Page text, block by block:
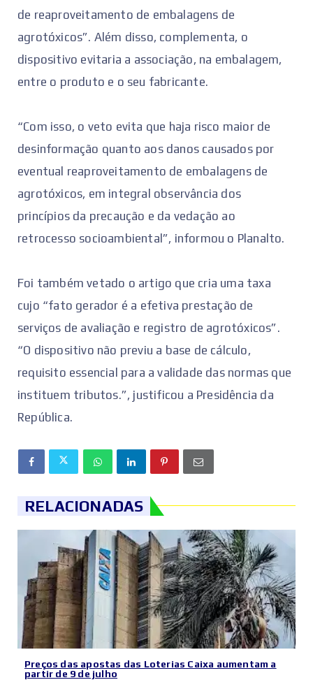
de reaproveitamento de embalagens de
agrotóxicos”. Além disso, complementa, o
dispositivo evitaria a associação, na embalagem,
entre o produto e o seu fabricante.
“Com isso, o veto evita que haja risco maior de
desinformação quanto aos danos causados por
eventual reaproveitamento de embalagens de
agrotóxicos, em integral observância dos
princípios da precaução e da vedação ao
retrocesso socioambiental”, informou o Planalto.
Foi também vetado o artigo que cria uma taxa
cujo “fato gerador é a efetiva prestação de
serviços de avaliação e registro de agrotóxicos”.
“O dispositivo não previu a base de cálculo,
requisito essencial para a validade das normas que
instituem tributos.”, justificou a Presidência da
República.
RELACIONADAS
Preços das apostas das Loterias Caixa aumentam a
partir de 9 de julho